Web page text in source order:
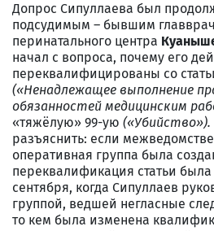
Допрос Сипуллаева был
подсудимым – бывшим
перинатального центра
начал с вопроса, почему его
переквалифицированы со
(«Ненадлежащее выполнение
обязанностей медицинским
«тяжёлую» 99-ую («Убийство»).
разъяснить: если
оперативная группа была
переквалификация статьи
сентября, когда Сипуллаев
группой, ведшей негласные
то кем была изменена